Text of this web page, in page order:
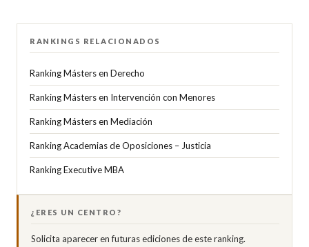
RANKINGS RELACIONADOS
Ranking Másters en Derecho
Ranking Másters en Intervención con Menores
Ranking Másters en Mediación
Ranking Academias de Oposiciones – Justicia
Ranking Executive MBA
¿ERES UN CENTRO?
Solicita aparecer en futuras ediciones de este ranking.